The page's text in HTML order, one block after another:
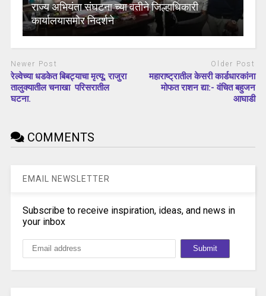
राज्य अभियंता संघटना च्या वतीने जिल्हाधिकारी
कार्यालयासमोर निदर्शने
Newer Post
रेल्वेच्या धडकेत बिबट्याचा मृत्यू; राजुरा
तालुक्यातील चनाखा परिसरातील
घटना.
Older Post
महाराष्ट्रातील केसरी कार्डधारकांना
मोफत राशन द्या:- वंचित बहुजन
आघाडी
COMMENTS
EMAIL NEWSLETTER
Subscribe to receive inspiration, ideas, and news in
your inbox